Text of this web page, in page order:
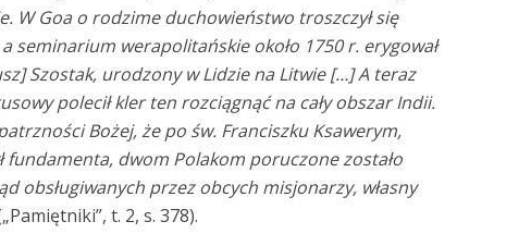
W Goa o rodzime duchowieństwo troszczył się
seminarium werapolitańskie około 1750 r. erygował
Szostak, urodzony w Lidzie na Litwie […] A teraz
polecił kler ten rozciągnąć na cały obszar Indii.
Bożej, że po św. Franciszku Ksawerym,
fundamenta, dwom Polakom poruczone zostało
obsługiwanych przez obcych misjonarzy, własny
t. 2, s. 378).